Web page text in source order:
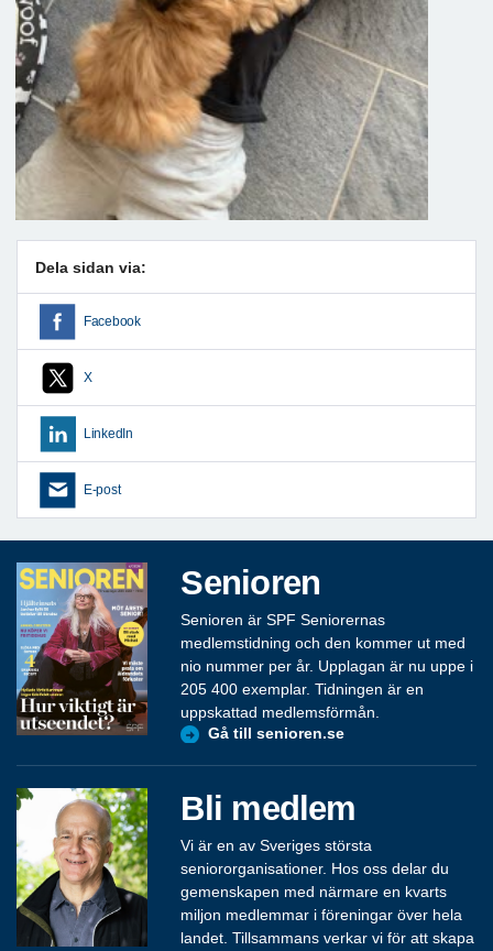
Dela sidan via:
Facebook
X
LinkedIn
E-post
Senioren
Senioren är SPF Seniorernas
medlemstidning och den kommer ut med
nio nummer per år. Upplagan är nu uppe i
205 400 exemplar. Tidningen är en
uppskattad medlemsförmån.
Gå till senioren.se
Bli medlem
Vi är en av Sveriges största
seniororganisationer. Hos oss delar du
gemenskapen med närmare en kvarts
miljon medlemmar i föreningar över hela
landet. Tillsammans verkar vi för att skapa